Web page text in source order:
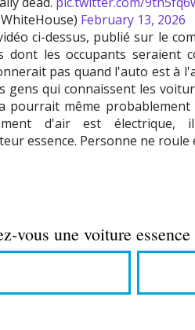
February 13, 2026
ci-dessus, publié sur le
dont les occupants seraient
pas quand l'auto est à
gens qui connaissent les
pourrait même
d'air est électrique,
essence. Personne ne roule
vous une voiture